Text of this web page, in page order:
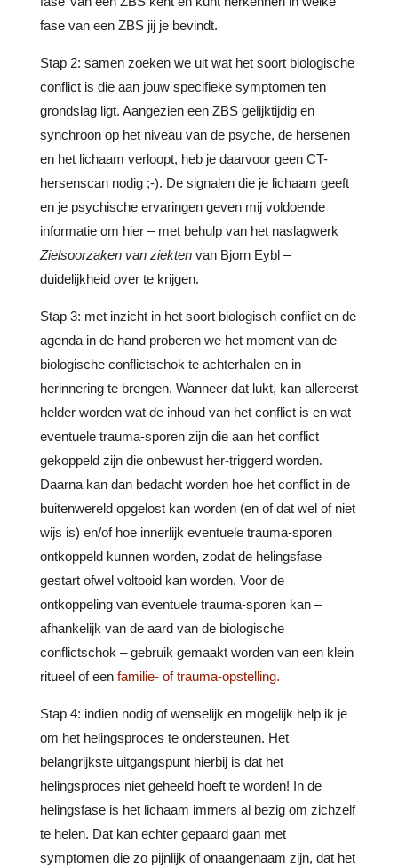
fase van een ZBS jij je bevindt.
Stap 2: samen zoeken we uit wat het soort biologische
conflict is die aan jouw specifieke symptomen ten
grondslag ligt. Aangezien een ZBS gelijktijdig en
synchroon op het niveau van de psyche, de hersenen
en het lichaam verloopt, heb je daarvoor geen CT-
hersenscan nodig ;-). De signalen die je lichaam geeft
en je psychische ervaringen geven mij voldoende
informatie om hier – met behulp van het naslagwerk
Zielsoorzaken van ziektenvan Bjorn Eybl –
duidelijkheid over te krijgen.
Stap 3: met inzicht in het soort biologisch conflict en de
agenda in de hand proberen we het moment van de
biologische conflictschok te achterhalen en in
herinnering te brengen. Wanneer dat lukt, kan allereerst
helder worden wat de inhoud van het conflict is en wat
eventuele trauma-sporen zijn die aan het conflict
gekoppeld zijn die onbewust her-triggerd worden.
Daarna kan dan bedacht worden hoe het conflict in de
buitenwereld opgelost kan worden (en of dat wel of niet
wijs is) en/of hoe innerlijk eventuele trauma-sporen
ontkoppeld kunnen worden, zodat de helingsfase
gestart ofwel voltooid kan worden. Voor de
ontkoppeling van eventuele trauma-sporen kan –
afhankelijk van de aard van de biologische
conflictschok – gebruik gemaakt worden van een klein
ritueel of een familie- of trauma-opstelling.
Stap 4: indien nodig of wenselijk en mogelijk help ik je
om het helingsproces te ondersteunen. Het
belangrijkste uitgangspunt hierbij is dat het
helingsproces niet geheeld hoeft te worden! In de
helingsfase is het lichaam immers al bezig om zichzelf
te helen. Dat kan echter gepaard gaan met
symptomen die zo pijnlijk of onaangenaam zijn, dat het